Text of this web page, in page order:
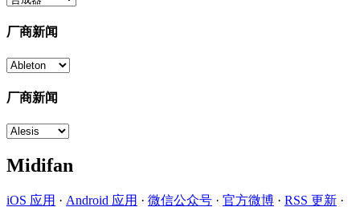
厂商新闻
厂商新闻
Midifan
iOS 应用 · Android 应用 · 微信公众号 · 官方微博 · RSS 更新 ·